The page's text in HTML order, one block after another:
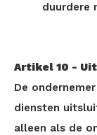
duurdere
Artikel 10 -
De
diensten
alleen als de